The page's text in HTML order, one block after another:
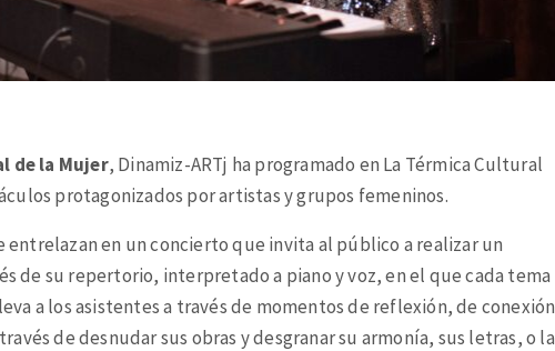
de la Mujer, Dinamiz-ARTj ha programado en La Térmica Cultural
protagonizados por artistas y grupos femeninos.
entrelazan en un concierto que invita al público a realizar un
de su repertorio, interpretado a piano y voz, en el que cada tema
a los asistentes a través de momentos de reflexión, de conexión
de desnudar sus obras y desgranar su armonía, sus letras, o la